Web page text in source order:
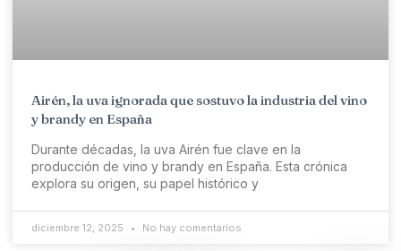
Airén, la uva ignorada que sostuvo la industria del vino
y brandy en España
Durante décadas, la uva Airén fue clave en la
producción de vino y brandy en España. Esta crónica
explora su origen, su papel histórico y
diciembre 12, 2025 No hay comentarios